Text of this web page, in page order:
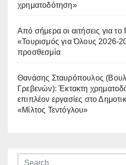
χρηματοδότηση»
Από σήμερα οι αιτήσεις για
«Τουρισμός για Όλους 2026-
προσθεσμία
Θανάσης Σταυρόπουλος
Γρεβενών): Έκτακτη
επιπλέον εργασίες στο
«Μίλτος Τεντόγλου»